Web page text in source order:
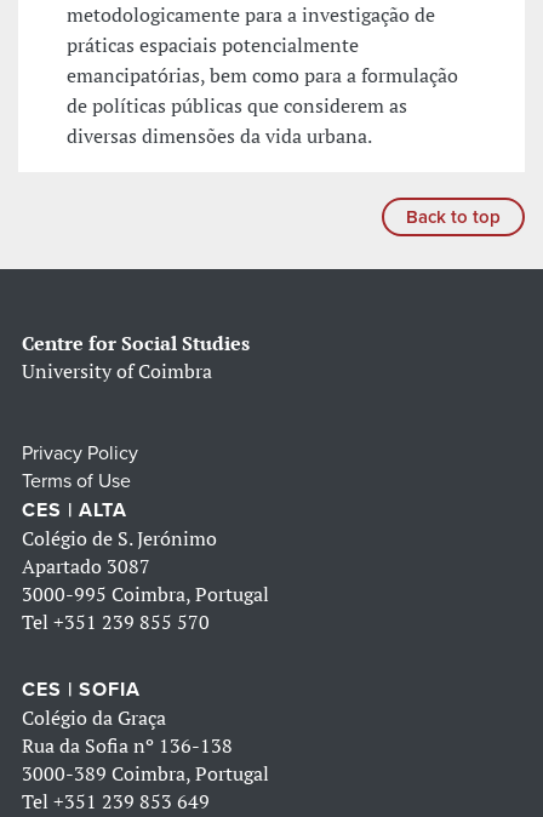
metodologicamente para a investigação de
práticas espaciais potencialmente
emancipatórias, bem como para a formulação
de políticas públicas que considerem as
diversas dimensões da vida urbana.
Back to top
Centre for Social Studies
University of Coimbra
Privacy Policy
Terms of Use
CES | ALTA
Colégio de S. Jerónimo
Apartado 3087
3000-995 Coimbra, Portugal
Tel +351 239 855 570
CES | SOFIA
Colégio da Graça
Rua da Sofia nº 136-138
3000-389 Coimbra, Portugal
Tel +351 239 853 649